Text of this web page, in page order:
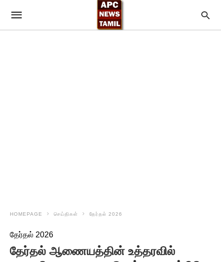
HOMEPAGE செய்திகள் தேர்தல் 2026
தேர்தல் 2026
தேர்தல் ஆணையத்தின் உத்தரவில்